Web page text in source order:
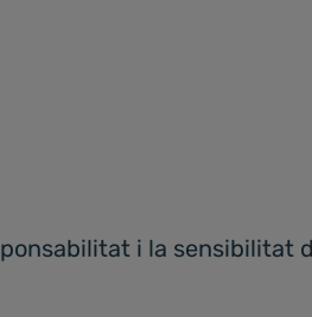
i la sensibilitat